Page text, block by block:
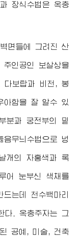
장식수법은 옥충
면들에 그려진 산
인공인 보살상을
다보탑과 비천, 봉
아함을 잘 알수 있
분과 궁전부의 밑
무늬수법으로 넝
개의 자홍색과 록
어 눈부신 색채를
는데 천수백마리
다. 옥충주자는 그
공예, 미술, 건축